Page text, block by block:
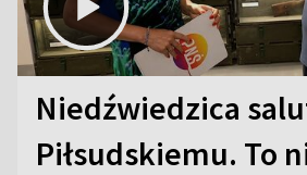
Niedźwiedzica
Piłsudskiemu. To